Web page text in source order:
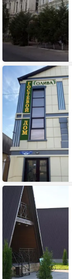
Гостевой
дом
Олива
База
отдыха
Лазурная